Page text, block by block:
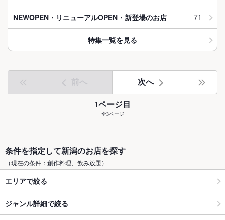
NEWOPEN・リニューアルOPEN・新登場のお店 71
特集一覧を見る
前へ 次へ
1ページ目
全3ページ
条件を指定して新潟のお店を探す
（現在の条件：創作料理、飲み放題）
エリアで絞る
ジャンル詳細で絞る